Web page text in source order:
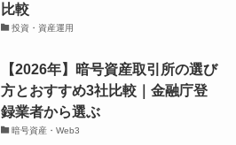
比較
投資・資産運用
【2026年】暗号資産取引所の選び
方とおすすめ3社比較｜金融庁登
録業者から選ぶ
暗号資産・Web3